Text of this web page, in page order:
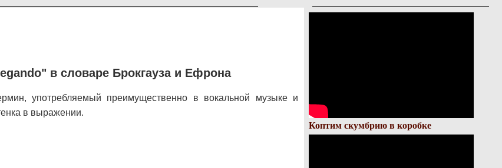
в словаре Брокгауза и Ефрона
употребляемый преимущественно в вокальной музыке и
в выражении.
Коптим скумбрию в коробке